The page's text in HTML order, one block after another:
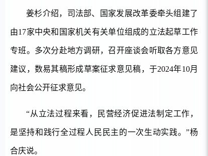
姜杉介绍，司法部、国家发展改革委牵头组建了
由17家中央和国家机关有关单位组成的立法起草工作
专班。多次分赴地方调研，召开座谈会听取各方意见
建议，数易其稿形成草案征求意见稿，于2024年10月
向社会公开征求意见。
“从立法过程来看，民营经济促进法制定工作，
是坚持和践行全过程人民民主的一次生动实践。”杨
合庆说。